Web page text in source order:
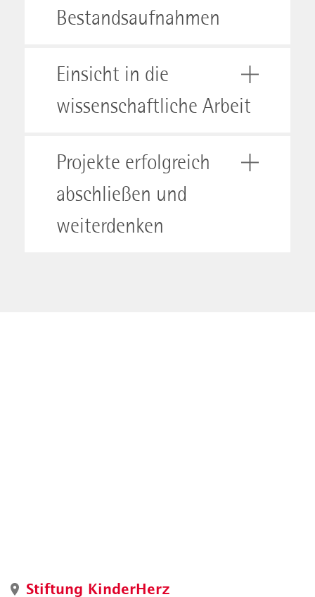
Bestandsaufnahmen
Einsicht in die
wissenschaftliche Arbeit
Projekte erfolgreich
abschließen und
weiterdenken
Stiftung KinderHerz